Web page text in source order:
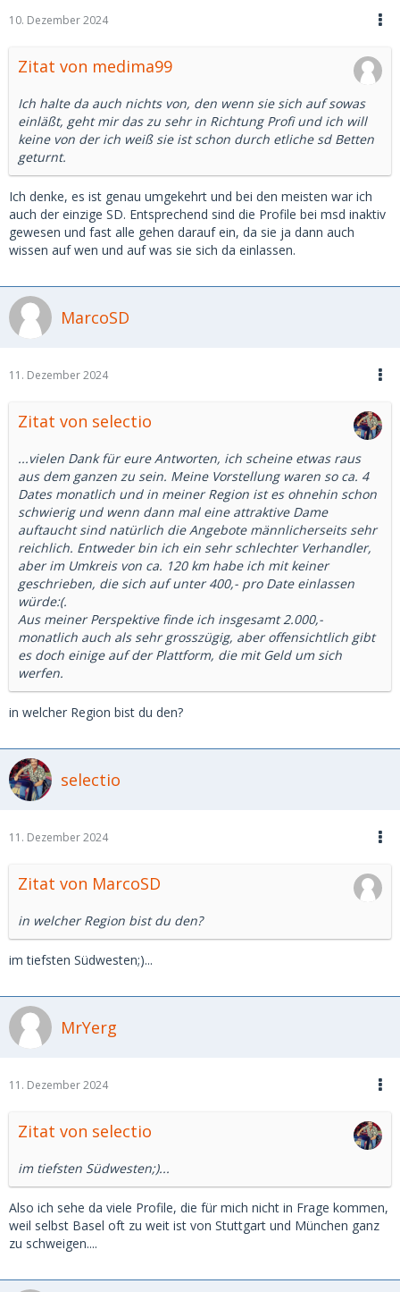
10. Dezember 2024
Zitat von medima99
Ich halte da auch nichts von, den wenn sie sich auf sowas
einläßt, geht mir das zu sehr in Richtung Profi und ich will
keine von der ich weiß sie ist schon durch etliche sd Betten
geturnt.
Ich denke, es ist genau umgekehrt und bei den meisten war ich
auch der einzige SD. Entsprechend sind die Profile bei msd inaktiv
gewesen und fast alle gehen darauf ein, da sie ja dann auch
wissen auf wen und auf was sie sich da einlassen.
MarcoSD
11. Dezember 2024
Zitat von selectio
...vielen Dank für eure Antworten, ich scheine etwas raus
aus dem ganzen zu sein. Meine Vorstellung waren so ca. 4
Dates monatlich und in meiner Region ist es ohnehin schon
schwierig und wenn dann mal eine attraktive Dame
auftaucht sind natürlich die Angebote männlicherseits sehr
reichlich. Entweder bin ich ein sehr schlechter Verhandler,
aber im Umkreis von ca. 120 km habe ich mit keiner
geschrieben, die sich auf unter 400,- pro Date einlassen
würde:(.
Aus meiner Perspektive finde ich insgesamt 2.000,-
monatlich auch als sehr grosszügig, aber offensichtlich gibt
es doch einige auf der Plattform, die mit Geld um sich
werfen.
in welcher Region bist du den?
selectio
11. Dezember 2024
Zitat von MarcoSD
in welcher Region bist du den?
im tiefsten Südwesten;)...
MrYerg
11. Dezember 2024
Zitat von selectio
im tiefsten Südwesten;)...
Also ich sehe da viele Profile, die für mich nicht in Frage kommen,
weil selbst Basel oft zu weit ist von Stuttgart und München ganz
zu schweigen....